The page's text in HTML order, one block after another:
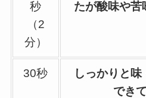
秒
（2
分）
たが酸味や苦
30秒
しっかりと味
でき